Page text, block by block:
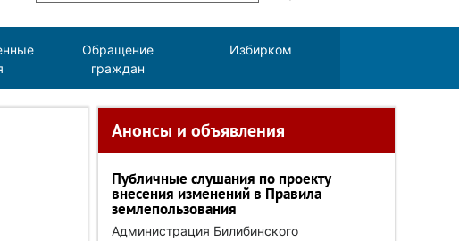
Обращение
граждан
Избирком
Анонсы и объявления
Публичные слушания по проекту
внесения изменений в Правила
землепользования
Администрация Билибинского